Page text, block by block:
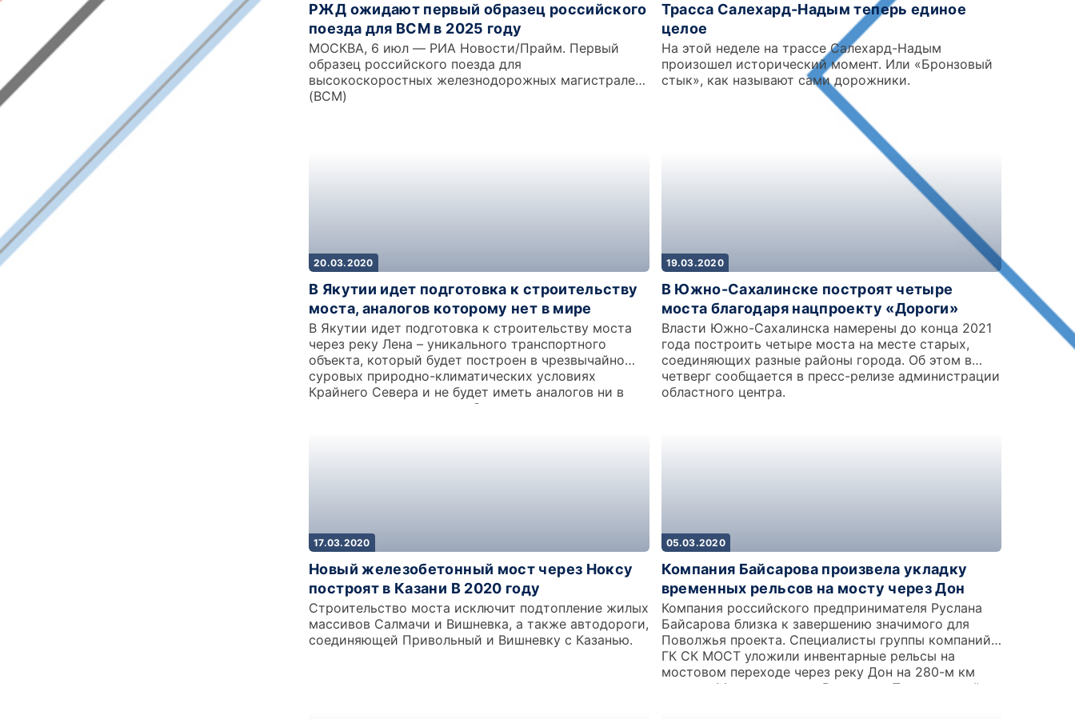
РЖД ожидают первый образец российского
поезда для ВСМ в 2025 году
МОСКВА, 6 июл — РИА Новости/Прайм. Первый
образец российского поезда для
высокоскоростных железнодорожных магистралей
(ВСМ)
Трасса Салехард-Надым теперь единое
целое
На этой неделе на трассе Салехард-Надым
произошел исторический момент. Или «Бронзовый
стык», как называют сами дорожники.
20.03.2020
В Якутии идет подготовка к строительству
моста, аналогов которому нет в мире
В Якутии идет подготовка к строительству моста
через реку Лена – уникального транспортного
объекта, который будет построен в чрезвычайно
суровых природно-климатических условиях
Крайнего Севера и не будет иметь аналогов ни в
отечественном, ни в зарубежном мостостроении.
19.03.2020
В Южно-Сахалинске построят четыре
моста благодаря нацпроекту «Дороги»
Власти Южно-Сахалинска намерены до конца 2021
года построить четыре моста на месте старых,
соединяющих разные районы города. Об этом в
четверг сообщается в пресс-релизе администрации
областного центра.
17.03.2020
Новый железобетонный мост через Ноксу
построят в Казани В 2020 году
Строительство моста исключит подтопление жилых
массивов Салмачи и Вишневка, а также автодороги,
соединяющей Привольный и Вишневку с Казанью.
05.03.2020
Компания Байсарова произвела укладку
временных рельсов на мосту через Дон
Компания российского предпринимателя Руслана
Байсарова близка к завершению значимого для
Поволжья проекта. Специалисты группы компаний
ГК СК МОСТ уложили инвентарные рельсы на
мостовом переходе через реку Дон на 280-м км
участка Морозовская — Волгоград Приволжской